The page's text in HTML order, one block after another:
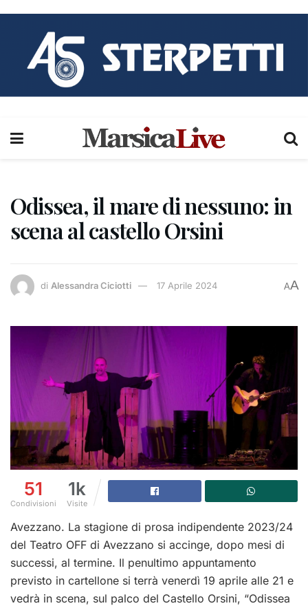
Odissea, il mare di nessuno: in
scena al castello Orsini
di Alessandra Ciciotti 17 Aprile 2024 AA
51
Condivisioni
1k
Visite
Avezzano. La stagione di prosa indipendente 2023/24
del Teatro OFF di Avezzano si accinge, dopo mesi di
successi, al termine. Il penultimo appuntamento
previsto in cartellone si terrà venerdì 19 aprile alle 21 e
vedrà in scena, sul palco del Castello Orsini, “Odissea